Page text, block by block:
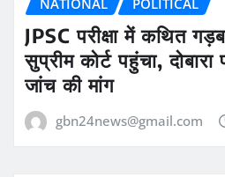
JPSC परीक्षा में कथित
सुप्रीम कोर्ट पहुंचा, दोबारा
जांच की मांग
gbn24news@gmail.com